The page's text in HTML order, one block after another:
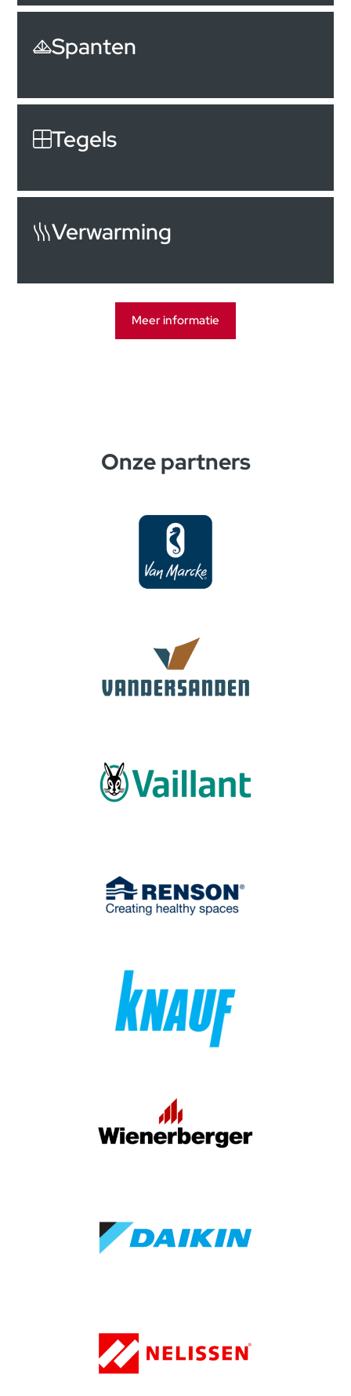
Spanten
Tegels
Verwarming
Meer informatie
Onze partners